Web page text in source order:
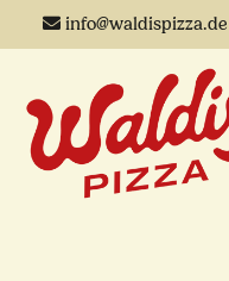
info@waldispizza.de